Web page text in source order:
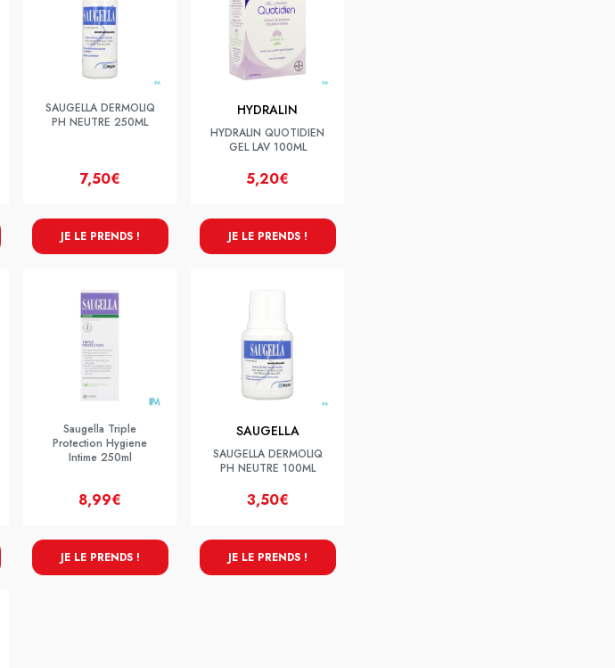
SAUGELLA DERMOLIQ
PH NEUTRE 250ML
7,50€
JE LE PRENDS !
HYDRALIN
HYDRALIN QUOTIDIEN
GEL LAV 100ML
5,20€
JE LE PRENDS !
Saugella Triple
Protection Hygiene
Intime 250ml
8,99€
JE LE PRENDS !
SAUGELLA
SAUGELLA DERMOLIQ
PH NEUTRE 100ML
3,50€
JE LE PRENDS !